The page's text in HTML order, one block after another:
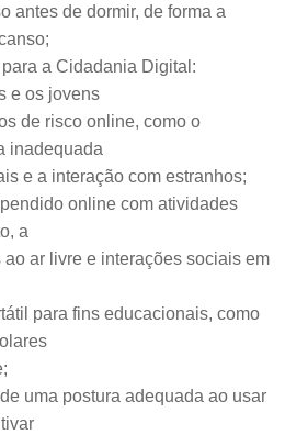
antes de dormir, de forma a
a Cidadania Digital:
e os jovens
de risco online, como o
inadequada
e a interação com estranhos;
online com atividades
a
ao ar livre e interações sociais em
para fins educacionais, como
uma postura adequada ao usar